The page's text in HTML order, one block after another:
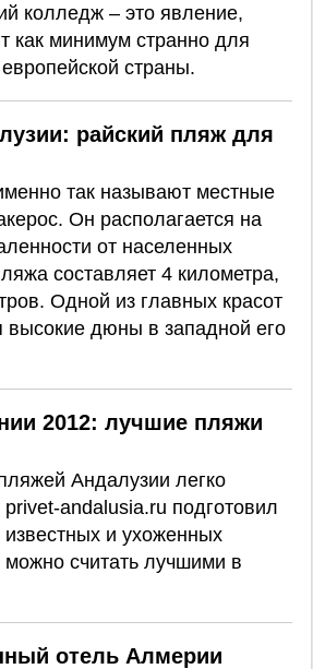
колледж – это явление,
как минимум странно для
страны.
райский пляж для
так называют местные
Он располагается на
от населенных
составляет 4 километра,
Одной из главных красот
высокие дюны в западной его
2012: лучшие пляжи
Андалузии легко
privet-andalusia.ru подготовил
и ухоженных
считать лучшими в
отель Алмерии